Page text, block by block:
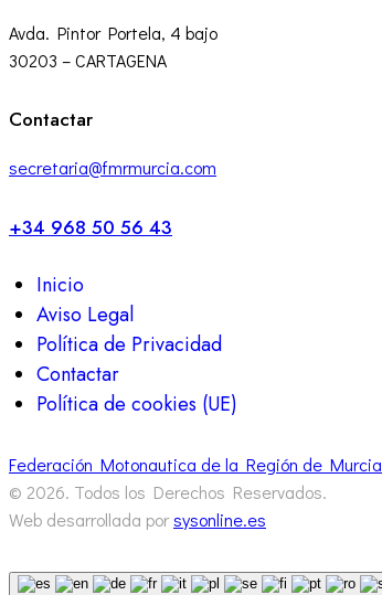
Avda. Pintor Portela, 4 bajo
30203 – CARTAGENA
facebook-
twitter-
dribble-
instagram
Contactar
secretaria@fmrmurcia.com
+34 968 50 56 43
Inicio
Aviso Legal
Política de Privacidad
Contactar
Política de cookies (UE)
Federación Motonautica de la Región de Murcia
© 2026. Todos los Derechos Reservados.
Web desarrollada porsysonline.es